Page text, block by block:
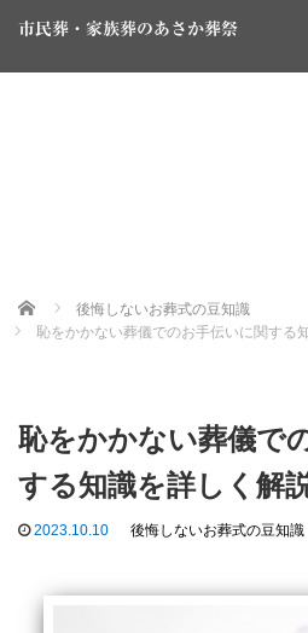
市民葬・家族葬のあさか葬祭
Home
後悔しないお葬式の豆知識
恥をかかない葬儀でのお手伝いに関する
恥をかかない葬儀で
する知識を詳しく解
2023.10.10 後悔しないお葬式の豆知識